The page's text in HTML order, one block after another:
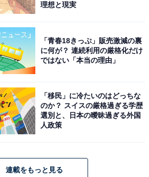
理想と現実
「青春18きっぷ」販売激減の裏
に何が？ 連続利用の厳格化だけ
ではない「本当の理由」
「移民」に冷たいのはどっちな
のか？ スイスの厳格過ぎる学歴
選別と、日本の曖昧過ぎる外国
人政策
連載をもっと見る